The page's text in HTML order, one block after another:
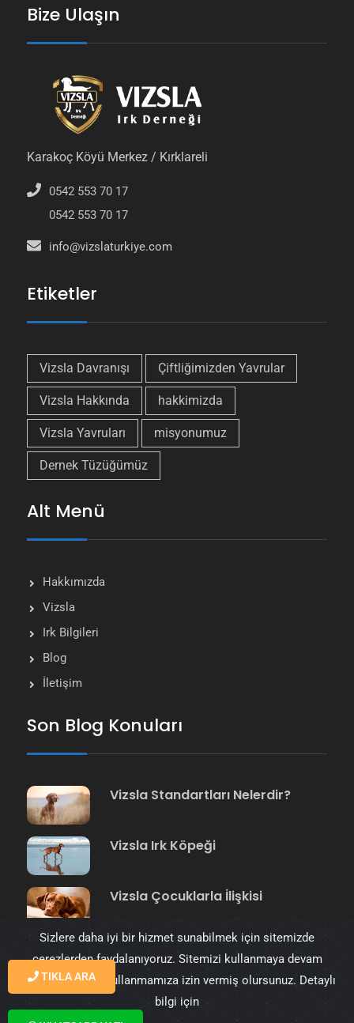
Bize Ulaşın
Karakoç Köyü Merkez / Kırklareli
0542 553 70 17
0542 553 70 17
info@vizslaturkiye.com
Etiketler
Vizsla Davranışı Çiftliğimizden Yavrular
Vizsla Hakkında hakkimizda
Vizsla Yavruları misyonumuz
Dernek Tüzüğümüz
Alt Menü
Hakkımızda
Vizsla
Irk Bilgileri
Blog
İletişim
Son Blog Konuları
Vizsla Standartları Nelerdir?
Vizsla Irk Köpeği
Vizsla Çocuklarla İlişkisi
© 2023 Vizsla Türkiye tüm hakkı saklıdır. Tasarım
TIKLA ARA
Sizlere daha iyi bir hizmet sunabilmek için sitemizde
çerezlerden faydalanıyoruz. Sitemizi kullanmaya devam
ederek çerezleri kullanmamıza izin vermiş olursunuz. Detaylı
bilgi için